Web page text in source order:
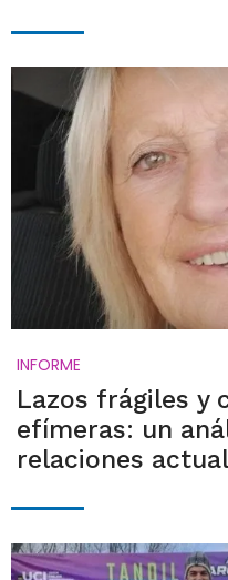
INFORME
Lazos frágiles y
efímeras: un
relaciones